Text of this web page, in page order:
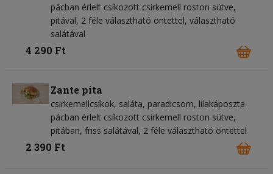
pácban érlelt csíkozott csirkemell roston sütve,
pitával, 2 féle választható öntettel, választható
salátával
4 290 Ft
Zante pita
csirkemellcsíkok saláta paradicsom lilakáposzta
pácban érlelt csíkozott csirkemell roston sütve,
pitában, friss salátával, 2 féle választható öntettel
2 390 Ft